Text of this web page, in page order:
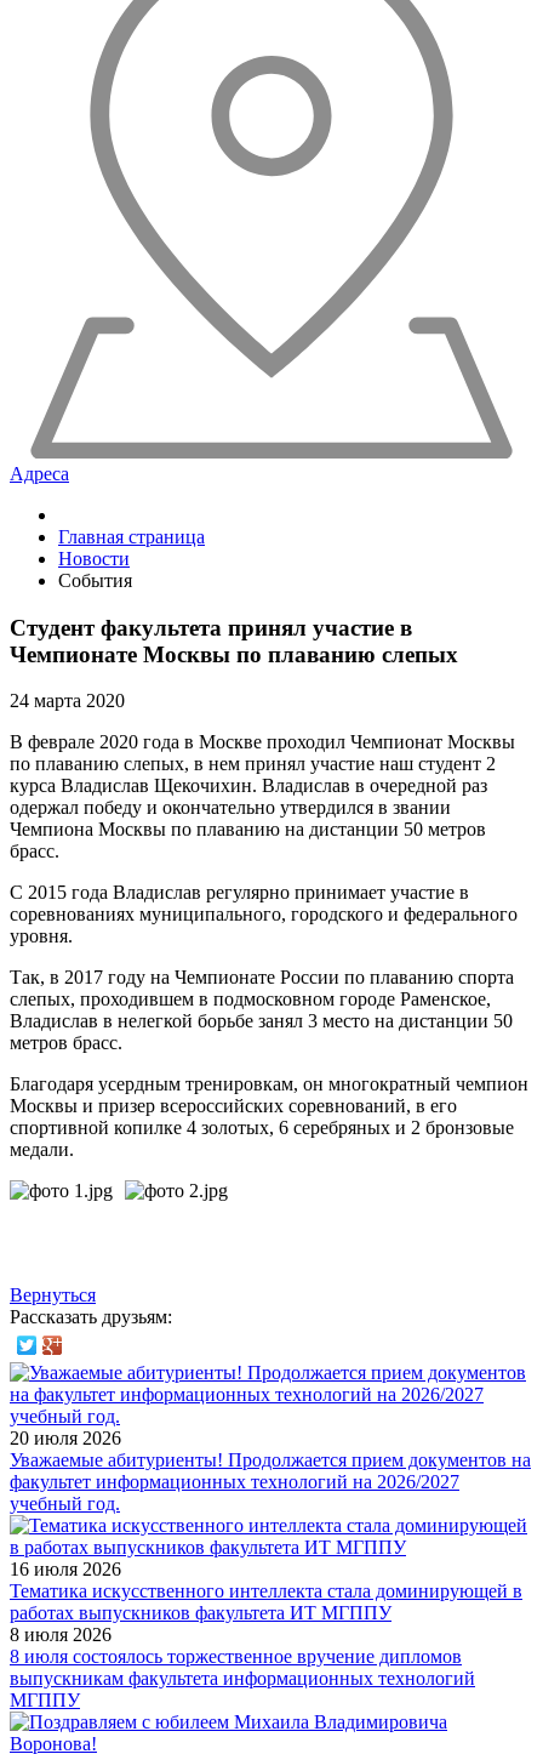
Адреса
Главная страница
Новости
События
Студент факультета принял участие в
Чемпионате Москвы по плаванию слепых
24 марта 2020
В феврале 2020 года в Москве проходил Чемпионат Москвы
по плаванию слепых, в нем принял участие наш студент 2
курса Владислав Щекочихин. Владислав в очередной раз
одержал победу и окончательно утвердился в звании
Чемпиона Москвы по плаванию на дистанции 50 метров
брасс.
С 2015 года Владислав регулярно принимает участие в
соревнованиях муниципального, городского и федерального
уровня.
Так, в 2017 году на Чемпионате России по плаванию спорта
слепых, проходившем в подмосковном городе Раменское,
Владислав в нелегкой борьбе занял 3 место на дистанции 50
метров брасс.
Благодаря усердным тренировкам, он многократный чемпион
Москвы и призер всероссийских соревнований, в его
спортивной копилке 4 золотых, 6 серебряных и 2 бронзовые
медали.
Вернуться
Рассказать друзьям:
20 июля 2026
Уважаемые абитуриенты! Продолжается прием документов на
факультет информационных технологий на 2026/2027
учебный год.
16 июля 2026
Тематика искусственного интеллекта стала доминирующей в
работах выпускников факультета ИТ МГППУ
8 июля 2026
8 июля состоялось торжественное вручение дипломов
выпускникам факультета информационных технологий
МГППУ